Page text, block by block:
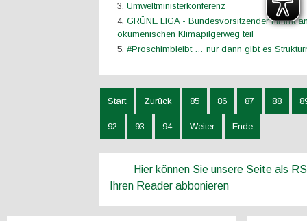
Umweltministerkonferenz
GRÜNE LIGA - Bundesvorsitzender nimmt
ökumenischen Klimapilgerweg teil
#Proschimbleibt … nur dann gibt es
Start Zurück 85 86 87 88
92 93 94 Weiter Ende
Hier können Sie unsere Seite als
Ihren Reader abbonieren